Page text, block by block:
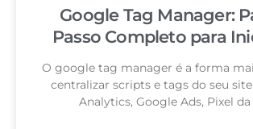
Google Tag Manager:
Passo Completo para
O google tag manager é a forma
centralizar scripts e tags do seu
Analytics, Google Ads, Pixel